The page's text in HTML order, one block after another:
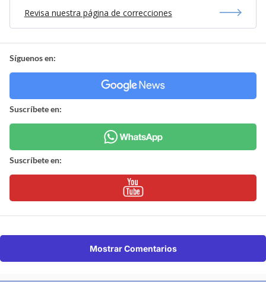
Revisa nuestra página de correcciones
Síguenos en:
Suscríbete en:
Suscríbete en:
Mostrar Comentarios